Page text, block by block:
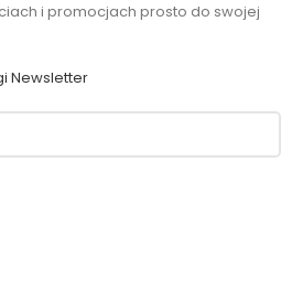
i promocjach prosto do swojej
Newsletter